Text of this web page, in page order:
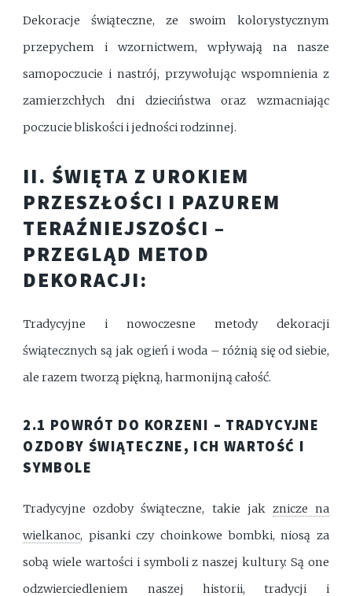
Dekoracje świąteczne, ze swoim kolorystycznym
przepychem i wzornictwem, wpływają na nasze
samopoczucie i nastrój, przywołując wspomnienia z
zamierzchłych dni dzieciństwa oraz wzmacniając
poczucie bliskości i jedności rodzinnej.
II. ŚWIĘTA Z UROKIEM
PRZESZŁOŚCI I PAZUREM
TERAŹNIEJSZOŚCI –
PRZEGLĄD METOD
DEKORACJI:
Tradycyjne i nowoczesne metody dekoracji
świątecznych są jak ogień i woda – różnią się od siebie,
ale razem tworzą piękną, harmonijną całość.
2.1 POWRÓT DO KORZENI – TRADYCYJNE
OZDOBY ŚWIĄTECZNE, ICH WARTOŚĆ I
SYMBOLE
Tradycyjne ozdoby świąteczne, takie jak znicze na
wielkanoc, pisanki czy choinkowe bombki, niosą za
sobą wiele wartości i symboli z naszej kultury. Są one
odzwierciedleniem naszej historii, tradycji i